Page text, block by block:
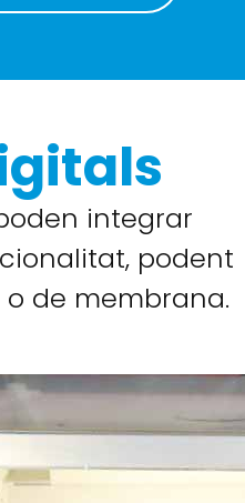
integrar
podent
de membrana.